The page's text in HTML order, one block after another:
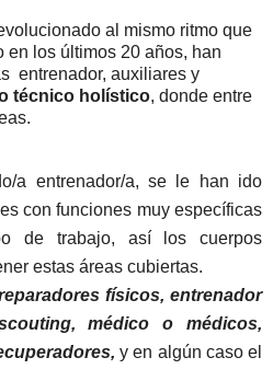
al mismo ritmo que
en los últimos 20 años, han
entrenador, auxiliares y
técnico holístico, donde entre
a entrenador/a, se le han ido
con funciones muy específicas
de trabajo, así los cuerpos
estas áreas cubiertas.
físicos, entrenador
couting,
médico o médicos,
y en algún caso el